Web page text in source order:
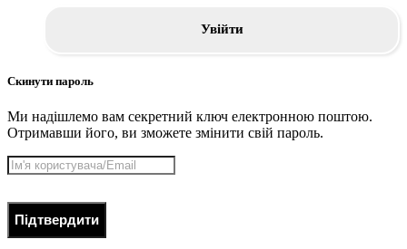
Увійти
Скинути пароль
Ми надішлемо вам секретний ключ електронною поштою.
Отримавши його, ви зможете змінити свій пароль.
Підтвердити